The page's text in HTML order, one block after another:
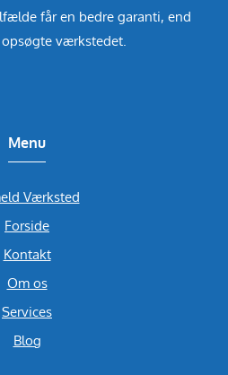
får en bedre garanti, end
opsøgte værkstedet.
Menu
Værksted
Forside
Kontakt
Om os
Services
Blog